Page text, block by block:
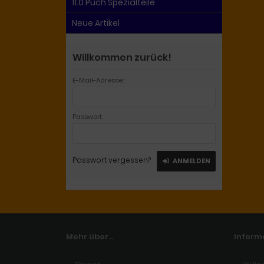
11.0 Puch Spezialteile
Neue Artikel
Willkommen zurück!
E-Mail-Adresse:
Passwort:
Passwort vergessen? ANMELDEN
Mehr über...